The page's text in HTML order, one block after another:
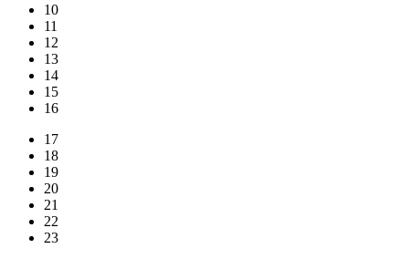
10
11
12
13
14
15
16
17
18
19
20
21
22
23